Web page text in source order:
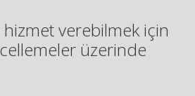
verebilmek için
üzerinde